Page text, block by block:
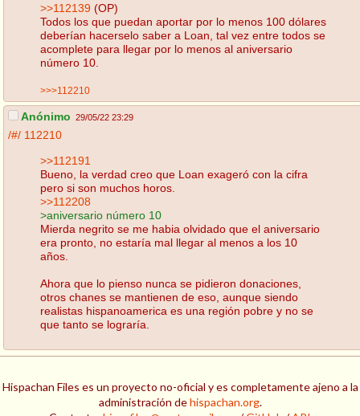
>>112139 (OP)
Todos los que puedan aportar por lo menos 100 dólares
deberían hacerselo saber a Loan, tal vez entre todos se
acomplete para llegar por lo menos al aniversario
número 10.
>>>112210
Anónimo 29/05/22 23:29
/#/ 112210
>>112191
Bueno, la verdad creo que Loan exageró con la cifra
pero si son muchos horos.
>>112208
>aniversario número 10
Mierda negrito se me habia olvidado que el aniversario
era pronto, no estaría mal llegar al menos a los 10
años.
Ahora que lo pienso nunca se pidieron donaciones,
otros chanes se mantienen de eso, aunque siendo
realistas hispanoamerica es una región pobre y no se
que tanto se lograría.
Hispachan Files es un proyecto no-oficial y es completamente ajeno a la
administración dehispachan.org.